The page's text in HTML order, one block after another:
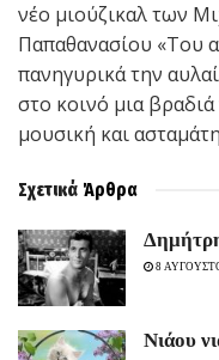
νέο μιούζικαλ των
Παπαθανασίου «Του
πανηγυρικά την
στο κοινό μια
μουσική και
Σχετικά Άρθρα
8
Νιάου